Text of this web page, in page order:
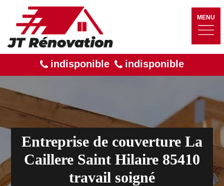
MENU
indisponible indisponible
Entreprise de couverture La
Caillere Saint Hilaire 85410
travail soigné